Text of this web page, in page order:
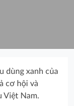
dùng xanh của
cơ hội và
Việt Nam.